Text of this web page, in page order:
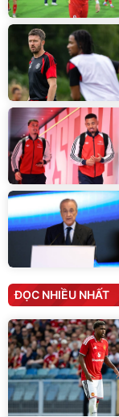
ĐỌC NHIỀU NHẤT